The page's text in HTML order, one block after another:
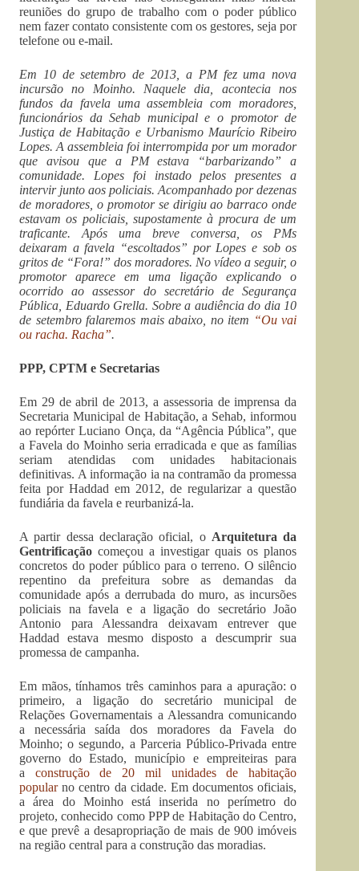
reuniões do grupo de trabalho com o poder público
nem fazer contato consistente com os gestores, seja por
telefone ou e-mail.
Em 10 de setembro de 2013, a PM fez uma nova
incursão no Moinho. Naquele dia, acontecia nos
fundos da favela uma assembleia com moradores,
funcionários da Sehab municipal e o promotor de
Justiça de Habitação e Urbanismo Maurício Ribeiro
Lopes. A assembleia foi interrompida por um morador
que avisou que a PM estava “barbarizando” a
comunidade. Lopes foi instado pelos presentes a
intervir junto aos policiais. Acompanhado por dezenas
de moradores, o promotor se dirigiu ao barraco onde
estavam os policiais, supostamente à procura de um
traficante. Após uma breve conversa, os PMs
deixaram a favela “escoltados” por Lopes e sob os
gritos de “Fora!” dos moradores. No vídeo a seguir, o
promotor aparece em uma ligação explicando o
ocorrido ao assessor do secretário de Segurança
Pública, Eduardo Grella. Sobre a audiência do dia 10
de setembro falaremos mais abaixo, no item “Ou vai
ou racha. Racha”.
PPP, CPTM e Secretarias
Em 29 de abril de 2013, a assessoria de imprensa da
Secretaria Municipal de Habitação, a Sehab, informou
ao repórter Luciano Onça, da “Agência Pública”, que
a Favela do Moinho seria erradicada e que as famílias
seriam atendidas com unidades habitacionais
definitivas. A informação ia na contramão da promessa
feita por Haddad em 2012, de regularizar a questão
fundiária da favela e reurbanizá-la.
A partir dessa declaração oficial, o Arquitetura da
Gentrificação começou a investigar quais os planos
concretos do poder público para o terreno. O silêncio
repentino da prefeitura sobre as demandas da
comunidade após a derrubada do muro, as incursões
policiais na favela e a ligação do secretário João
Antonio para Alessandra deixavam entrever que
Haddad estava mesmo disposto a descumprir sua
promessa de campanha.
Em mãos, tínhamos três caminhos para a apuração: o
primeiro, a ligação do secretário municipal de
Relações Governamentais a Alessandra comunicando
a necessária saída dos moradores da Favela do
Moinho; o segundo, a Parceria Público-Privada entre
governo do Estado, município e empreiteiras para
a construção de 20 mil unidades de habitação
popularno centro da cidade. Em documentos oficiais,
a área do Moinho está inserida no perímetro do
projeto, conhecido como PPP de Habitação do Centro,
e que prevê a desapropriação de mais de 900 imóveis
na região central para a construção das moradias.